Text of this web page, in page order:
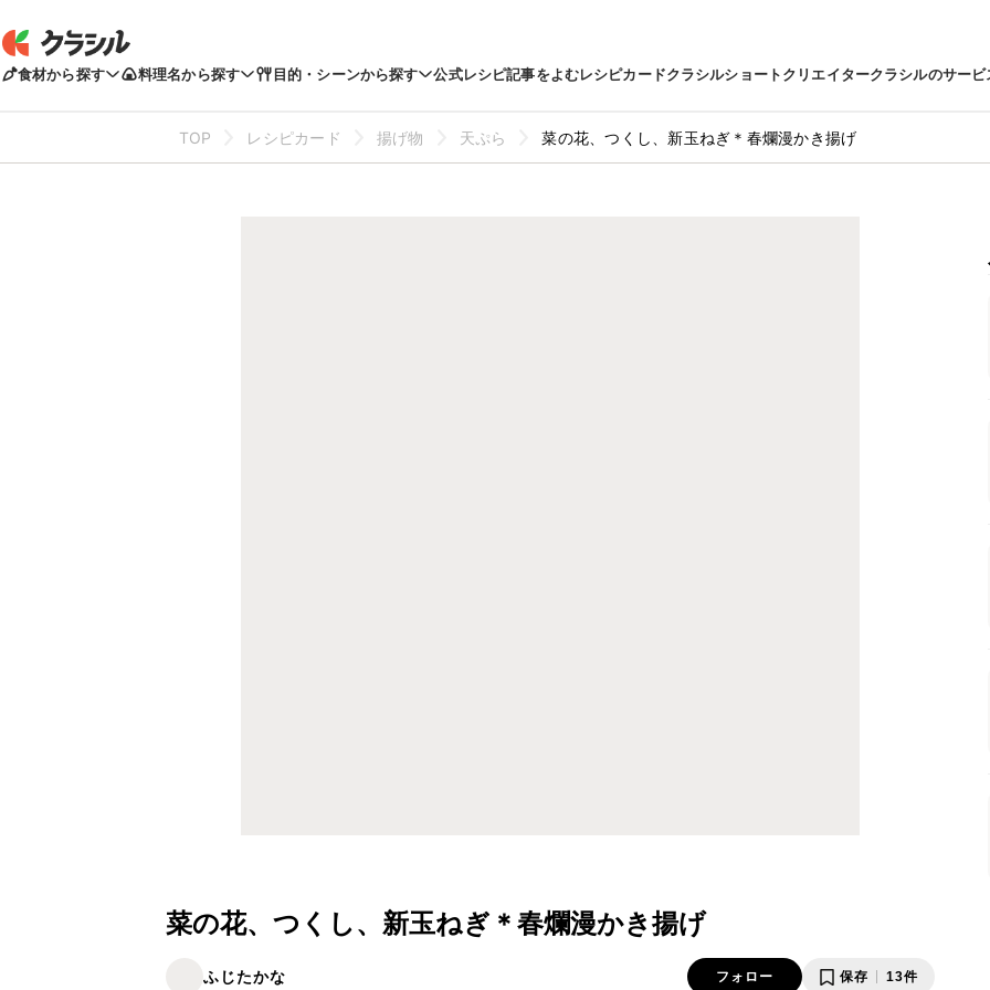
食材から探す 料理名から探す 目的・シーンから探す 公式レシピ記事をよむレシピカードクラシルショートクリエイタークラシルのサービ
TOP レシピカード 揚げ物 天ぷら 菜の花、つくし、新玉ねぎ＊春爛漫かき揚げ
菜の花、つくし、新玉ねぎ＊春爛漫かき揚げ
ふじたかな フォロー 保存 13件